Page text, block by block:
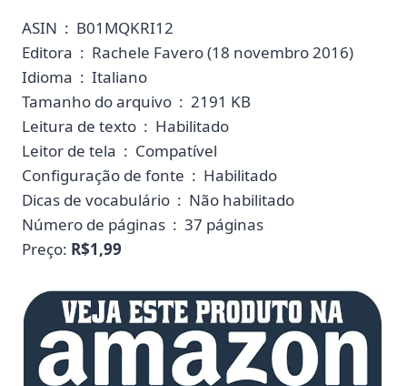
ASIN ‏ : ‎ B01MQKRI12
Editora ‏ : ‎ Rachele Favero (18 novembro 2016)
Idioma ‏ : ‎ Italiano
Tamanho do arquivo ‏ : ‎ 2191 KB
Leitura de texto ‏ : ‎ Habilitado
Leitor de tela ‏ : ‎ Compatível
Configuração de fonte ‏ : ‎ Habilitado
Dicas de vocabulário ‏ : ‎ Não habilitado
Número de páginas ‏ : ‎ 37 páginas
Preço: R$1,99